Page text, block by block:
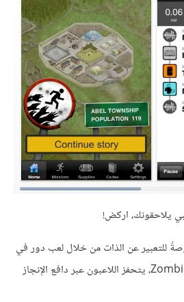
يلاحقونك، اركض!
للتعبير عن الذات من خلال لعب دور في
القصة. وبالنسبة للعبة Zombie run، يتحفز اللاعبون عبر دافع الإنجاز